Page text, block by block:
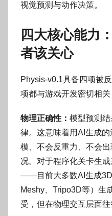
视觉预测与动作决策。
四大核心能力
者该关心
Physis-v0.1具备四项被
项都与游戏开发密切相关
物理正确性： 模型预测
律。这意味着用AI生成
模、不会反重力、不会
况。对于程序化关卡生
——目前大多数AI生成
Meshy、Tripo3D等）生
受，但在物理交互层面往